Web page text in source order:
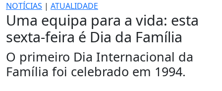
NOTÍCIAS | ATUALIDADE
Uma equipa para a vida: esta
sexta-feira é Dia da Família
O primeiro Dia Internacional da
Família foi celebrado em 1994.